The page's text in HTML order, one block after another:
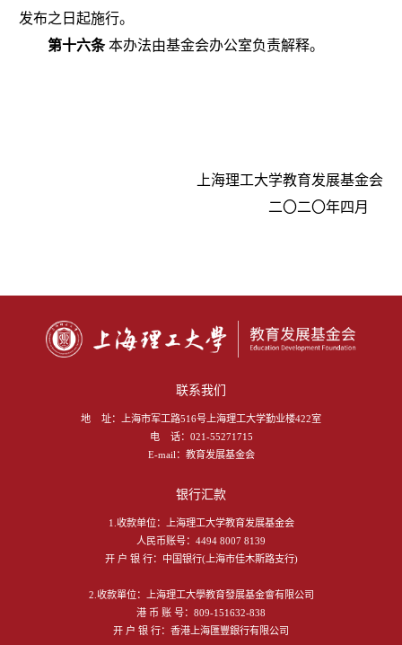
发布之日起施行。
第十六条本办法由基金会办公室负责解释。
上海理工大学教育发展基金会
二〇二〇年四月
联系我们
地 址：
上海市军工路516号上海理工大学勤业楼422室
电 话： 021-55271715
E-mail： 教育发展基金会
银行汇款
1.收款单位：上海理工大学教育发展基金会
人民币账号：4494 8007 8139
开 户 银 行：中国银行(上海市佳木斯路支行)
2.收款單位：上海理工大學教育發展基金會有限公司
港 币 账 号：809-151632-838
开 户 银 行：香港上海匯豐銀行有限公司